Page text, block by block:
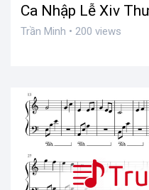
Ca Nhập Lễ Xiv
Trần Minh • 200 views